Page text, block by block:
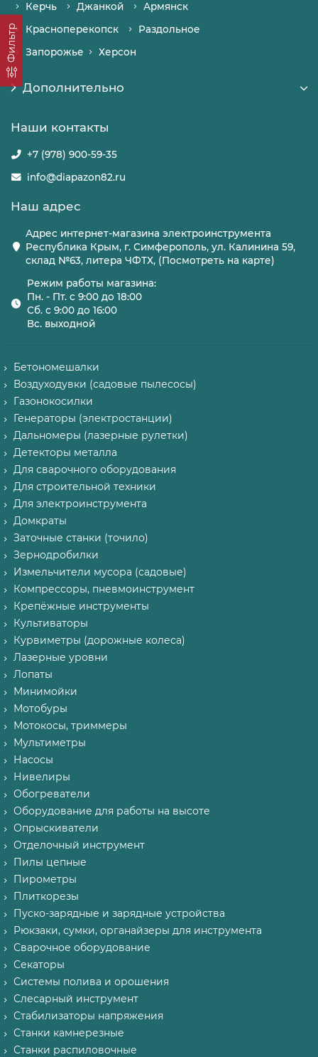
Фильтр
Керчь Джанкой
Армянск
Красноперекопск
Раздольное
Запорожье
Херсон
Дополнительно
Наши контакты
+7 (978) 900-59-35
info@diapazon82.ru
Наш адрес
Адрес интернет-магазина электроинструмента
Республика Крым, г. Симферополь, ул. Калинина 59,
склад №63, литера ЧФТХ, (Посмотреть на карте)
Режим работы магазина:
Пн. - Пт. с 9:00 до 18:00
Сб. с 9:00 до 16:00
Вс. выходной
Бетономешалки
Воздуходувки (садовые пылесосы)
Газонокосилки
Генераторы (электростанции)
Дальномеры (лазерные рулетки)
Детекторы металла
Для сварочного оборудования
Для строительной техники
Для электроинструмента
Домкраты
Заточные станки (точило)
Зернодробилки
Измельчители мусора (садовые)
Компрессоры, пневмоинструмент
Крепёжные инструменты
Культиваторы
Курвиметры (дорожные колеса)
Лазерные уровни
Лопаты
Минимойки
Мотобуры
Мотокосы, триммеры
Мультиметры
Насосы
Нивелиры
Обогреватели
Оборудование для работы на высоте
Опрыскиватели
Отделочный инструмент
Пилы цепные
Пирометры
Плиткорезы
Пуско-зарядные и зарядные устройства
Рюкзаки, сумки, органайзеры для инструмента
Сварочное оборудование
Секаторы
Системы полива и орошения
Слесарный инструмент
Стабилизаторы напряжения
Станки камнерезные
Станки распиловочные